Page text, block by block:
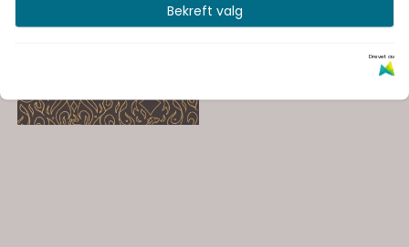
Bekreft valg
Drevet av